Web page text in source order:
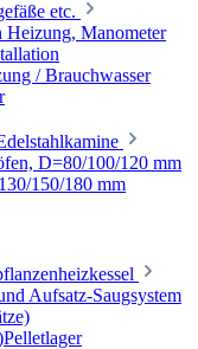
etc.
Heizung, Manometer
/ Brauchwasser
D=80/100/120 mm
150/180 mm
Aufsatz-Saugsystem